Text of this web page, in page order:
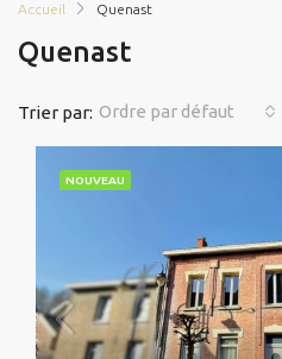
Accueil Quenast
Quenast
Trier par: Ordre par défaut
NOUVEAU